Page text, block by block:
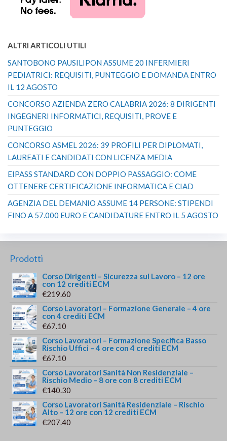
ALTRI ARTICOLI UTILI
SANTOBONO PAUSILIPON ASSUME 20 INFERMIERI
PEDIATRICI: REQUISITI, PUNTEGGIO E DOMANDA ENTRO
IL 12 AGOSTO
CONCORSO AZIENDA ZERO CALABRIA 2026: 8 DIRIGENTI
INGEGNERI INFORMATICI, REQUISITI, PROVE E
PUNTEGGIO
CONCORSO ASMEL 2026: 39 PROFILI PER DIPLOMATI,
LAUREATI E CANDIDATI CON LICENZA MEDIA
EIPASS STANDARD CON DOPPIO PASSAGGIO: COME
OTTENERE CERTIFICAZIONE INFORMATICA E CIAD
AGENZIA DEL DEMANIO ASSUME 14 PERSONE: STIPENDI
FINO A 57.000 EURO E CANDIDATURE ENTRO IL 5 AGOSTO
Prodotti
Corso Dirigenti – Sicurezza sul Lavoro – 12 ore
con 12 crediti ECM
€219.60
Corso Lavoratori – Formazione Generale – 4 ore
con 4 crediti ECM
€67.10
Corso Lavoratori – Formazione Specifica Basso
Rischio Uffici – 4 ore con 4 crediti ECM
€67.10
Corso Lavoratori Sanità Non Residenziale –
Rischio Medio – 8 ore con 8 crediti ECM
€140.30
Corso Lavoratori Sanità Residenziale – Rischio
Alto – 12 ore con 12 crediti ECM
€207.40